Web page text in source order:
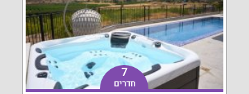
7
חדרים